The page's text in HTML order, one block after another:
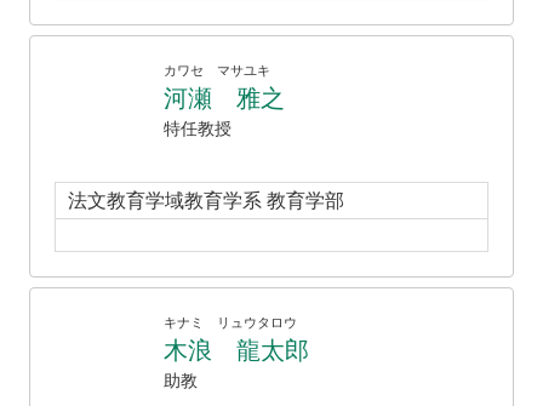
カワセ マサユキ
河瀬 雅之
特任教授
法文教育学域教育学系 教育学部
キナミ リュウタロウ
木浪 龍太郎
助教